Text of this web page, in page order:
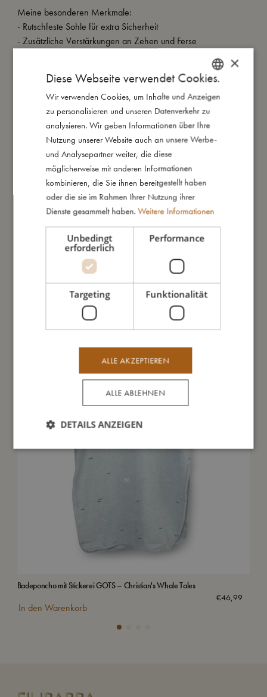
Meine besonderen Merkmale:
- Rutschfeste Sohle für extra Sicherheit
- Zusätzliche Verstärkungen an Zehen und Ferse
- Erhältlich in vier Größen: 23-24, 24-25, 26-27 und 28-29
So groß bin ich
Daraus bin ich gemacht
So kannst Du mich pflegen
Meine Daten
Das könnte dir auch gefallen
Badeponcho mit Stickerei GOTS – Christian's Whale Tales
€46,99
In den Warenkorb
DANISH
ENGLISH
GERMAN
×
Diese Webseite verwendet Cookies.
Wir verwenden Cookies, um Inhalte und Anzeigen
zu personalisieren und unseren Datenverkehr zu
analysieren. Wir geben Informationen über Ihre
Nutzung unserer Website auch an unsere Werbe-
und Analysepartner weiter, die diese
möglicherweise mit anderen Informationen
kombinieren, die Sie ihnen bereitgestellt haben
oder die sie im Rahmen Ihrer Nutzung ihrer
Dienste gesammelt haben. Weitere Informationen
Unbedingt
erforderlich
Performance
Targeting Funktionalität
ALLE AKZEPTIEREN
ALLE ABLEHNEN
DETAILS ANZEIGEN